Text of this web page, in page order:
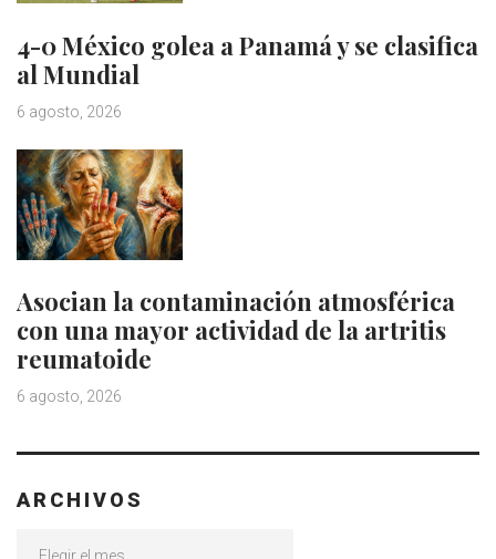
4-0 México golea a Panamá y se clasifica
al Mundial
6 agosto, 2026
Asocian la contaminación atmosférica
con una mayor actividad de la artritis
reumatoide
6 agosto, 2026
ARCHIVOS